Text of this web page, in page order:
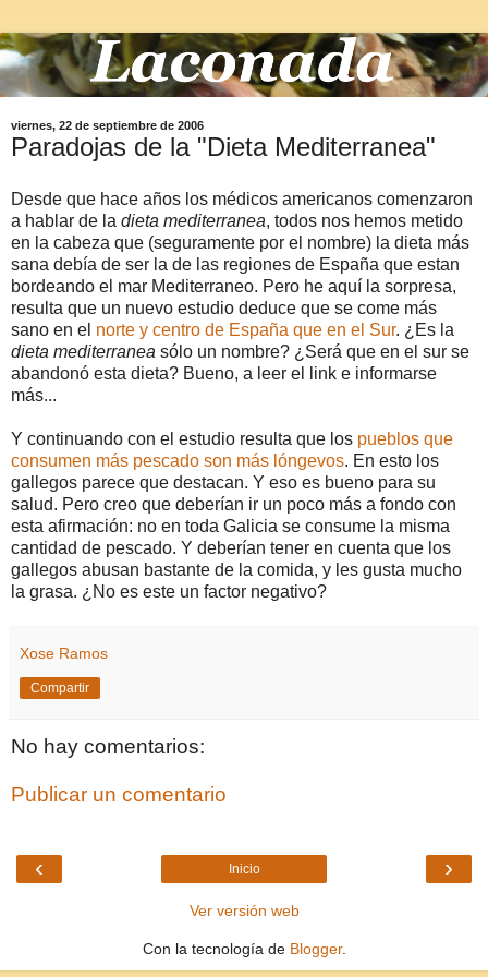
viernes, 22 de septiembre de 2006
Paradojas de la "Dieta Mediterranea"
Desde que hace años los médicos americanos comenzaron
a hablar de la dieta mediterranea, todos nos hemos metido
en la cabeza que (seguramente por el nombre) la dieta más
sana debía de ser la de las regiones de España que estan
bordeando el mar Mediterraneo. Pero he aquí la sorpresa,
resulta que un nuevo estudio deduce que se come más
sano en el norte y centro de España que en el Sur. ¿Es la
dieta mediterranea sólo un nombre? ¿Será que en el sur se
abandonó esta dieta? Bueno, a leer el link e informarse
más...
Y continuando con el estudio resulta que los pueblos que
consumen más pescado son más lóngevos. En esto los
gallegos parece que destacan. Y eso es bueno para su
salud. Pero creo que deberían ir un poco más a fondo con
esta afirmación: no en toda Galicia se consume la misma
cantidad de pescado. Y deberían tener en cuenta que los
gallegos abusan bastante de la comida, y les gusta mucho
la grasa. ¿No es este un factor negativo?
Xose Ramos
Compartir
No hay comentarios:
Publicar un comentario
‹ ›
Inicio
Ver versión web
Con la tecnología de Blogger.